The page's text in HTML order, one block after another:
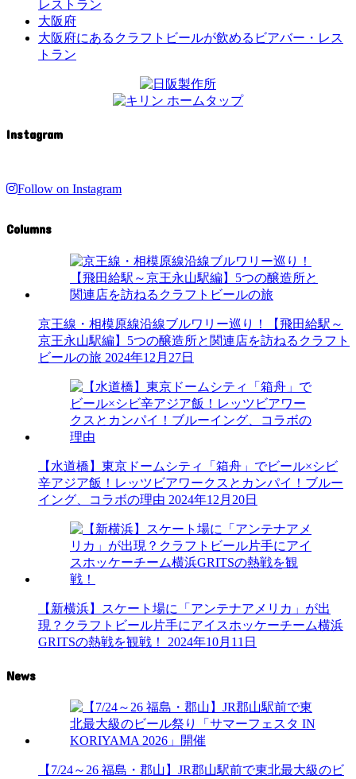
レストラン
大阪府
大阪府にあるクラフトビールが飲めるビアバー・レス
トラン
Instagram
Follow on Instagram
Columns
京王線・相模原線沿線ブルワリー巡り！【飛田給駅～
京王永山駅編】5つの醸造所と関連店を訪ねるクラフト
ビールの旅 2024年12月27日
【水道橋】東京ドームシティ「箱舟」でビール×シビ
辛アジア飯！レッツビアワークスとカンパイ！ブルー
イング、コラボの理由 2024年12月20日
【新横浜】スケート場に「アンテナアメリカ」が出
現？クラフトビール片手にアイスホッケーチーム横浜
GRITSの熱戦を観戦！
2024年10月11日
News
【7/24～26 福島・郡山】JR郡山駅前で東北最大級のビ